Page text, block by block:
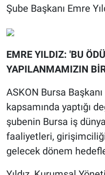
Şube Başkanı Emre
EMRE YILDIZ: 'BU
YAPILANMAMIZIN
ASKON Bursa Başkanı
kapsamında yaptığı
şubenin Bursa iş
faaliyetleri,
gelecek dönem